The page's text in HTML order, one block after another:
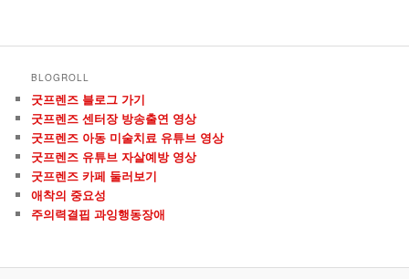
BLOGROLL
굿프렌즈 블로그 가기
굿프렌즈 센터장 방송출연 영상
굿프렌즈 아동 미술치료 유튜브 영상
굿프렌즈 유튜브 자살예방 영상
굿프렌즈 카페 둘러보기
애착의 중요성
주의력결핍 과잉행동장애